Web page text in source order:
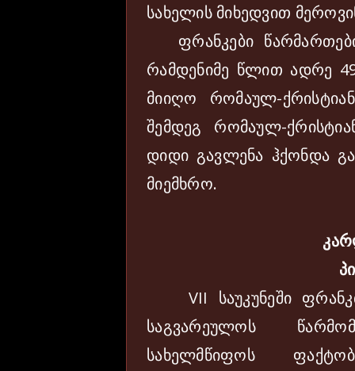
სახელის მიხედვით
ფრანკები
რამდენიმე წლით ადრე
მიიღო რომაულ-
შემდეგ რომაულ-
დიდი გავლენა ჰქონდა
მიემხრო.
VII საუკუნეში
საგვარეულოს
სახელმწიფოს